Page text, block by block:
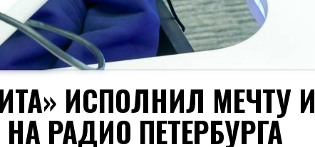
ИСПОЛНИЛ МЕЧТУ И
РАДИО ПЕТЕРБУРГА